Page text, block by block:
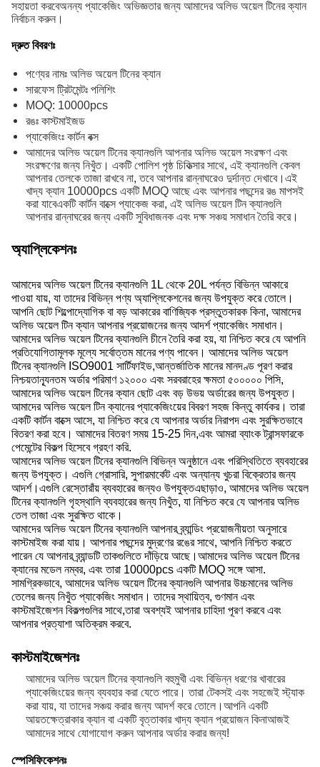
সহায়তা করবেঅনন্য প্যাকেজিং অভিজ্ঞতার জন্য আমাদের অলিভ অয়েল টিনের ক্যান
নির্বাচন করুন।
দ্রুত বিবরণঃ
পণ্যের নামঃ অলিভ অয়েল টিনের ক্যান
সারফেস ট্রিটমেন্টঃ পলিশিং
MOQ: 10000pcs
রঙঃ কাস্টমাইজড
প্যাকেজিংঃ কার্টন বক্স
আমাদের অলিভ অয়েল টিনের ক্যানগুলি আপনার অলিভ অয়েল সংরক্ষণ এবং
সংরক্ষণের জন্য নিখুঁত। একটি পোলিশ পৃষ্ঠ চিকিত্সার সাথে, এই ক্যানগুলি কেবল
আপনার তেলকে তাজা রাখবে না, তবে আপনার রান্নাঘরেও দুর্দান্ত দেখাবে।এই
খাদ্য ক্যান 10000pcs একটি MOQ আছে এবং আপনার পছন্দের রঙ মাপসই
করা যাবেএকটি কার্টন বাক্সে প্যাকেজ করা, এই অলিভ অয়েল টিন ক্যানগুলি
আপনার রান্নাঘরের জন্য একটি সুবিধাজনক এবং দক্ষ সঞ্চয় সমাধান তৈরি করে।
অ্যাপ্লিকেশনঃ
আমাদের অলিভ অয়েল টিনের ক্যানগুলি 1L থেকে 20L পর্যন্ত বিভিন্ন আকারে
পাওয়া যায়, যা তাদের বিভিন্ন পণ্য অ্যাপ্লিকেশনের জন্য উপযুক্ত করে তোলে।
আপনি ছোট শিল্পোদ্যোগিক বা বড় আকারের বাণিজ্যিক প্রস্তুতকারক কিনা, আমাদের
অলিভ অয়েল টিন ক্যান আপনার প্রয়োজনের জন্য আদর্শ প্যাকেজিং সমাধান।
আমাদের অলিভ অয়েল টিনের ক্যানগুলি চীনে তৈরি করা হয়, যা নিশ্চিত করে যে আপনি
প্রতিযোগিতামূলক মূল্যে সর্বোত্তম মানের পণ্য পাবেন। আমাদের অলিভ অয়েল
টিনের ক্যানগুলি ISO9001 সার্টিফাইড,আন্তর্জাতিক মানের মানদণ্ড পূরণ করার
নিশ্চয়তান্যূনতম অর্ডার পরিমাণ ১২০০০ এবং সরবরাহের ক্ষমতা ৫০০০০০ পিসি,
আমাদের অলিভ অয়েল টিনের ক্যান ছোট এবং বড় উভয় অর্ডারের জন্য উপযুক্ত।
আমাদের অলিভ অয়েল টিন ক্যানের প্যাকেজিংয়ের বিবরণ সহজ কিন্তু কার্যকর। তারা
একটি কার্টন বাক্সে আসে, যা নিশ্চিত করে যে আপনার অর্ডার নিরাপদ এবং সুরক্ষিতভাবে
বিতরণ করা হবে। আমাদের বিতরণ সময় 15-25 দিন,এবং আমরা ব্যাংক ট্রান্সফারকে
পেমেন্টের বিকল্প হিসেবে গ্রহণ করি.
আমাদের অলিভ অয়েল টিনের ক্যানগুলি বিভিন্ন অনুষ্ঠানে এবং পরিস্থিতিতে ব্যবহারের
জন্য উপযুক্ত। এগুলি গ্রোসারি, সুপারমার্কেট এবং অন্যান্য খুচরা বিক্রেতার জন্য
আদর্শ।এগুলি রেস্তোরাঁয় ব্যবহারের জন্যও উপযুক্তএছাড়াও, আমাদের অলিভ অয়েল
টিনের ক্যানগুলি গৃহস্থালি ব্যবহারের জন্য নিখুঁত, যা নিশ্চিত করে যে আপনার অলিভ
তেল তাজা এবং সুরক্ষিত থাকে।
আমাদের অলিভ অয়েল টিনের ক্যানগুলি আপনার ব্র্যান্ডিং প্রয়োজনীয়তা অনুসারে
কাস্টমাইজ করা যায়। আপনার পছন্দের মুদ্রণের রঙের সাথে, আপনি নিশ্চিত করতে
পারেন যে আপনার ব্র্যান্ডটি তাকগুলিতে দাঁড়িয়ে আছে।আমাদের অলিভ অয়েল টিনের
ক্যানের মডেল নম্বর, এবং তারা 10000pcs একটি MOQ সঙ্গে আসা.
সামগ্রিকভাবে, আমাদের অলিভ অয়েল টিনের ক্যানগুলি আপনার উচ্চমানের অলিভ
তেলের জন্য নিখুঁত প্যাকেজিং সমাধান। তাদের স্থায়িত্ব, গুণমান এবং
কাস্টমাইজেশন বিকল্পগুলির সাথে,তারা অবশ্যই আপনার চাহিদা পূরণ করবে এবং
আপনার প্রত্যাশা অতিক্রম করবে.
কাস্টমাইজেশনঃ
আমাদের অলিভ অয়েল টিনের ক্যানগুলি বহুমুখী এবং বিভিন্ন ধরণের খাবারের
প্যাকেজিংয়ের জন্য ব্যবহার করা যেতে পারে। তারা টেকসই এবং সহজেই স্ট্যাক
করা যায়, যা তাদের সঞ্চয় করার জন্য আদর্শ করে তোলে।আপনি একটি
আয়তক্ষেত্রাকার ক্যান বা একটি বৃত্তাকার খাদ্য ক্যান প্রয়োজন কিনাআজই
আমাদের সাথে যোগাযোগ করুন আপনার অর্ডার করার জন্য!
স্পেসিফিকেশনঃ